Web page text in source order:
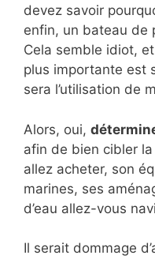
devez savoir
enfin, un bateau de
Cela semble idiot,
plus importante est
sera l’utilisation de
Alors, oui,
afin de bien cibler
allez acheter, son
marines, ses
d’eau allez-vous
Il serait dommage